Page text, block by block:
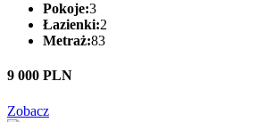
Pokoje:3
Łazienki:2
Metraż:83
9 000 PLN
Zobacz